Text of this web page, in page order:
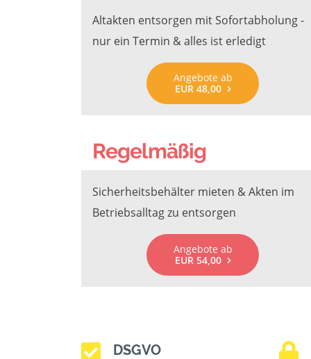
Altakten entsorgen mit Sofortabholung -
nur ein Termin & alles ist erledigt
Angebote ab
EUR 48,00
Regelmäßig
Sicherheitsbehälter mieten & Akten im
Betriebsalltag zu entsorgen
Angebote ab
EUR 54,00
DSGVO